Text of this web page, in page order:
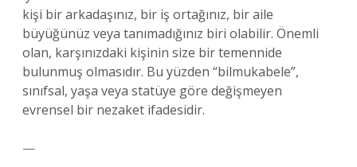
kişi bir arkadaşınız, bir iş ortağınız, bir aile
büyüğünüz veya tanımadığınız biri olabilir. Önemli
olan, karşınızdaki kişinin size bir temennide
bulunmuş olmasıdır. Bu yüzden “bilmukabele”,
sınıfsal, yaşa veya statüye göre değişmeyen
evrensel bir nezaket ifadesidir.
—